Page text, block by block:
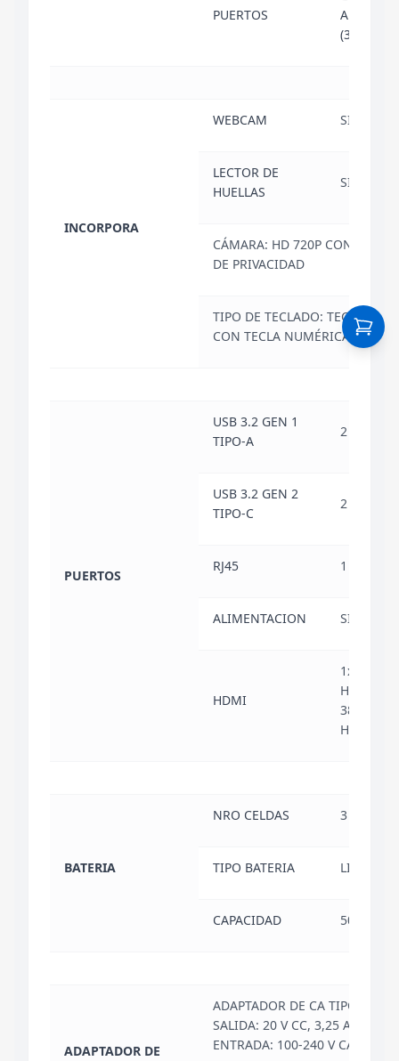
PUERTOS
AUDIO/
(3.5mm)
INCORPORA
WEBCAM SI
LECTOR DE
HUELLAS
SI
CÁMARA: HD 720P CON
DE PRIVACIDAD
TIPO DE TECLADO: TECLADO
CON TECLA NUMÉRICA
PUERTOS
USB 3.2 GEN 1
TIPO-A
2
USB 3.2 GEN 2
TIPO-C
2
RJ45 1
ALIMENTACION SI
HDMI
1x HDMI
HASTA
HZ
BATERIA
NRO CELDAS 3
TIPO BATERIA LI-ION
CAPACIDAD 50 W
ADAPTADOR DE
ADAPTADOR DE CA TIPO C DE
SALIDA: 20 V CC, 3,25 A, 65 W /
ENTRADA: 100-240 V CA